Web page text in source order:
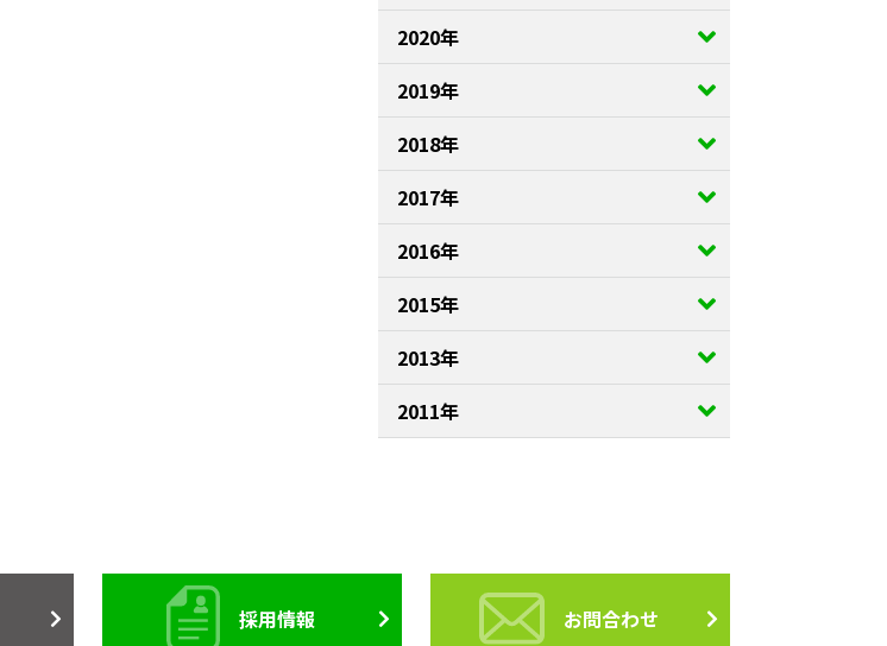
2020年
2019年
2018年
2017年
2016年
2015年
2013年
2011年
採用情報 お問合わせ